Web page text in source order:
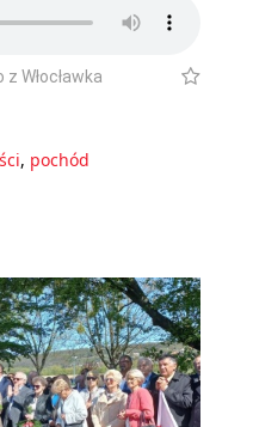
Włocławka
, pochód